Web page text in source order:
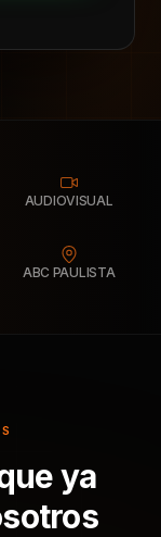
AUDIOVISUAL
ABC PAULISTA
ya